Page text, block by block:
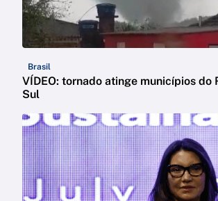
Brasil
VÍDEO: tornado atinge municípios do
Sul